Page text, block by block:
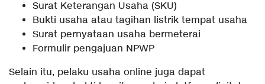
Surat Keterangan Usaha (SKU)
Bukti usaha atau tagihan listrik tempat usaha
Surat pernyataan usaha bermeterai
Formulir pengajuan NPWP
Selain itu, pelaku usaha online juga dapat